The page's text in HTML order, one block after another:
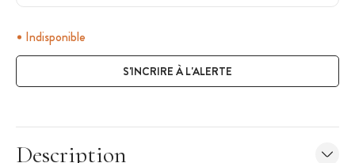
Indisponible
S'INCRIRE À L'ALERTE
Description